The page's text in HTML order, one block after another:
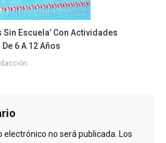
Sin Escuela’ Con Actividades
6 A 12 Años
electrónico no será publicada. Los